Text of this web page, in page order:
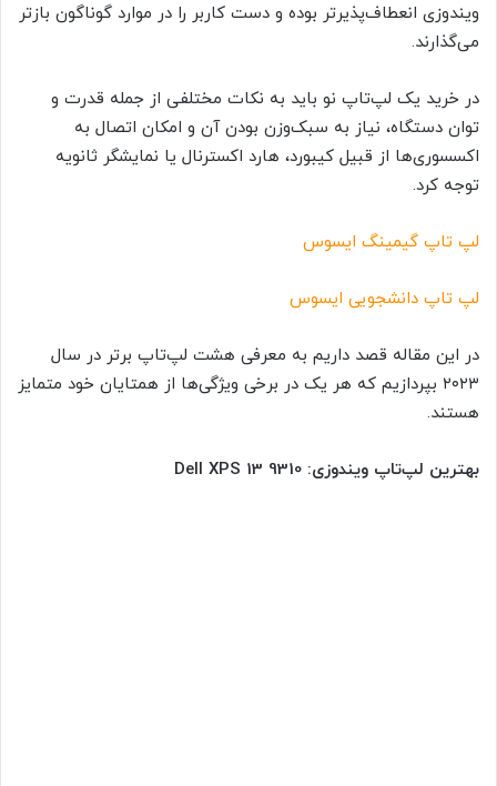
ویندوزی انعطاف‌پذیرتر بوده و دست کاربر را در موارد گوناگون بازتر
می‌گذارند.
در خرید یک لپ‌تاپ نو باید به نکات مختلفی از جمله قدرت و
توان دستگاه، نیاز به سبک‌وزن بودن آن و امکان اتصال به
اکسسوری‌ها از قبیل کیبورد، هارد اکسترنال یا نمایشگر ثانویه
توجه کرد.
لپ تاپ گیمینگ ایسوس
لپ تاپ دانشجویی ایسوس
در این مقاله قصد داریم به معرفی هشت لپ‌تاپ برتر در سال
۲۰۲۳ بپردازیم که هر یک در برخی ویژگی‌ها از همتایان خود متمایز
هستند.
بهترین لپ‌تاپ ویندوزی: Dell XPS 13 9310